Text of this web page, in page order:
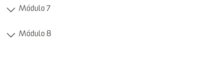
Módulo 7
Módulo 8